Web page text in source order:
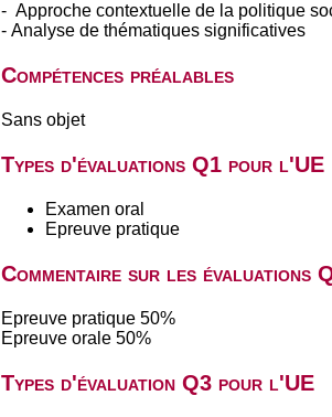
- Approche contextuelle de la politique
- Analyse de thématiques significatives
Compétences préalables
Sans objet
Types d'évaluations Q1 pour l'UE
Examen oral
Epreuve pratique
Commentaire sur les évaluations
Epreuve pratique 50%
Epreuve orale 50%
Types d'évaluation Q3 pour l'UE